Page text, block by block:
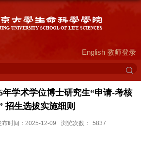
English 教师登录
年学术学位博士研究生“申请-考核
招生选拔实施细则
布时间：2025-12-09 浏览次数： 5837